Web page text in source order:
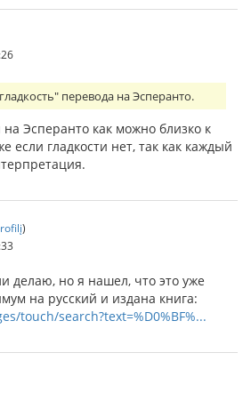
перевода на Эсперанто.
Эсперанто как можно близко к
если гладкости нет, так как каждый
)
делаю, но я нашел, что это уже
на русский и издана книга:
touch/search?text=%D0%BF%...